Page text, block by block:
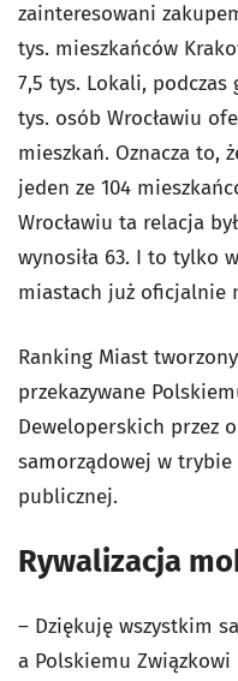
zainteresowani
tys. mieszkańców
7,5 tys. Lokali, podczas
tys. osób Wrocławiu
mieszkań. Oznacza to,
jeden ze 104
Wrocławiu ta relacja
wynosiła 63. I to tylko
miastach już oficjalnie
Ranking Miast
przekazywane
Deweloperskich przez
samorządowej w
publicznej.
Rywalizacja
– Dziękuję wszystkim
a Polskiemu